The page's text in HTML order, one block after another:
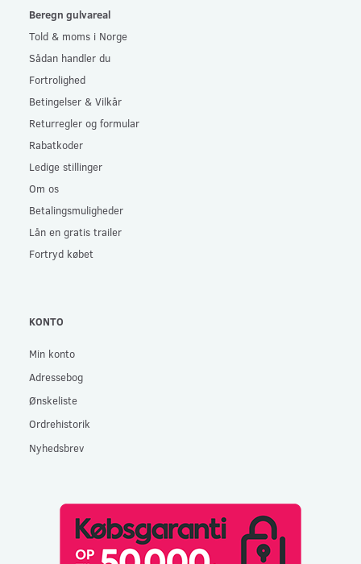
Beregn gulvareal
Told & moms i Norge
Sådan handler du
Fortrolighed
Betingelser & Vilkår
Returregler og formular
Rabatkoder
Ledige stillinger
Om os
Betalingsmuligheder
Lån en gratis trailer
Fortryd købet
KONTO
Min konto
Adressebog
Ønskeliste
Ordrehistorik
Nyhedsbrev